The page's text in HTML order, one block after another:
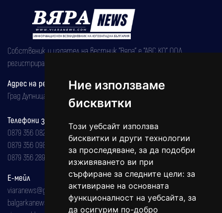
Ние използваме
бисквитки
Този уебсайт използва
бисквитки и други технологии
за проследяване, за да подобри
изживяването ви при
сърфиране за следните цели: за
активиране на основната
функционалност на уебсайта, за
да осигурим по-добро
Собственик и издател на вестник "Вяра" е "АВС КО" ООД,
регистрирана на 08.05.2002 година.
Адрес на редакцията
Град Дупница, ул.''Христо Ботев" 43
Телефони за реклама и абонаменти
0879 356 082
0879 356 098
0879 356 289
Е-мейл
viaranews@gmail.com
balgarkanews@gmail.com